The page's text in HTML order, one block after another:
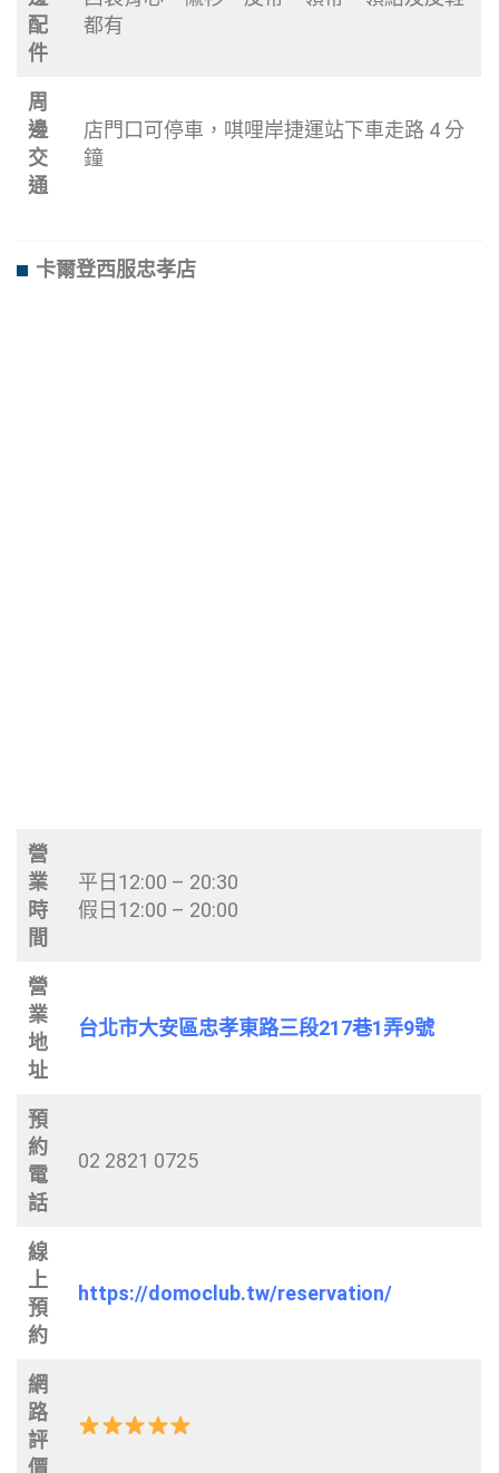
配
件
都有
周
邊
交
通
店門口可停車，唭哩岸捷運站下車走路 4 分
鐘
卡爾登西服忠孝店
營
業
時
間
平日12:00 – 20:30
假日12:00 – 20:00
營
業
地
址
台北市大安區忠孝東路三段217巷1弄9號
預
約
電
話
02 2821 0725
線
上
預
約
https://domoclub.tw/reservation/
網
路
評
價